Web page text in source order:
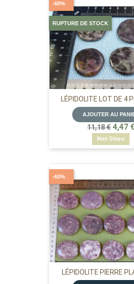
LÉPIDOLITE LOT DE 4
AJOUTER AU
11,18 € 4,47 €
Non Dispo
-60%
RUPTURE DE STOCK
LÉPIDOLITE PIERRE
-60%